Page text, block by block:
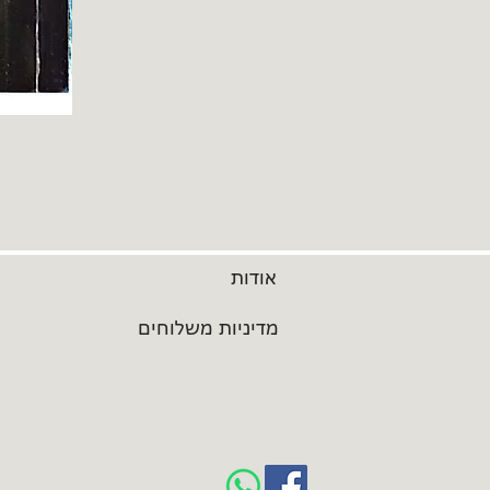
אודות
מדיניות משלוחים